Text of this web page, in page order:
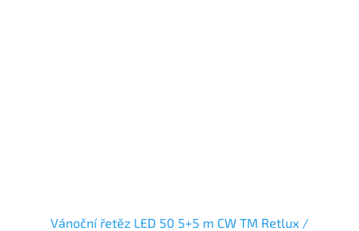
Vánoční řetěz LED 50 5+5 m CW TM Retlux /